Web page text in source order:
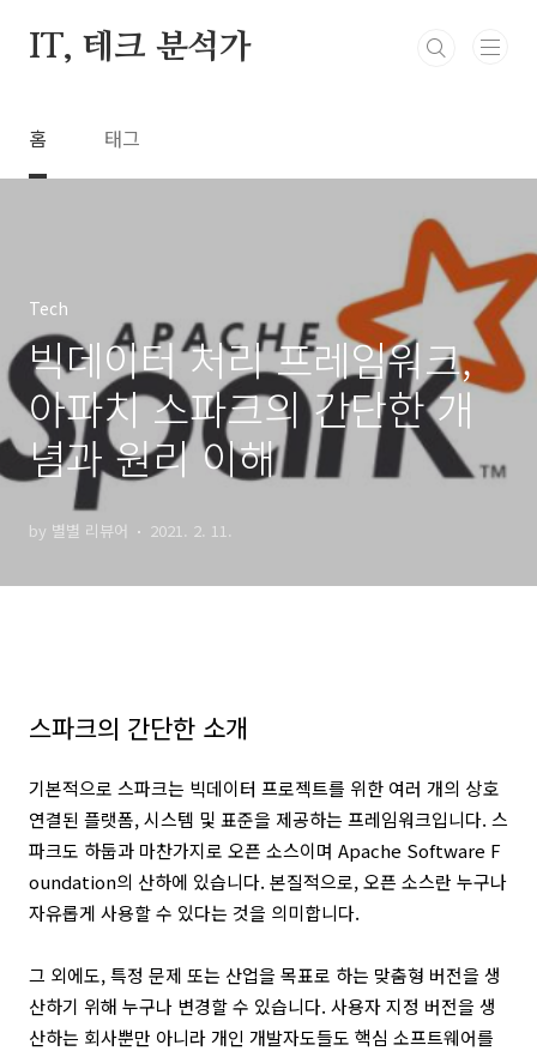
IT, 테크 분석가
홈 태그
Tech
빅데이터 처리 프레임워크,
아파치 스파크의 간단한 개
념과 원리 이해
by 별별 리뷰어 2021. 2. 11.
스파크의 간단한 소개
기본적으로 스파크는 빅데이터 프로젝트를 위한 여러 개의 상호
연결된 플랫폼, 시스템 및 표준을 제공하는 프레임워크입니다. 스
파크도 하둡과 마찬가지로 오픈 소스이며 Apache Software F
oundation의 산하에 있습니다. 본질적으로, 오픈 소스란 누구나
자유롭게 사용할 수 있다는 것을 의미합니다.
그 외에도, 특정 문제 또는 산업을 목표로 하는 맞춤형 버전을 생
산하기 위해 누구나 변경할 수 있습니다. 사용자 지정 버전을 생
산하는 회사뿐만 아니라 개인 개발자도들도 핵심 소프트웨어를